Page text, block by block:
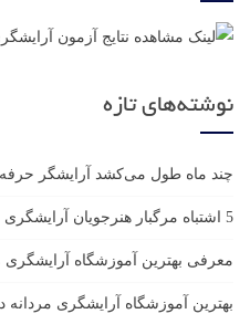
نوشته‌های تازه
چند ماه طول می‌کشد آرایشگر
5 اشتباه مرگبار هنرجویان آرایشگری مردانه در کرج
معرفی بهترین آموزشگاه آرایشگری
بهترین آموزشگاه آرایشگری